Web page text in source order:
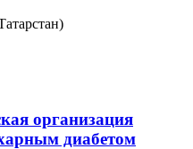
организация
диабетом